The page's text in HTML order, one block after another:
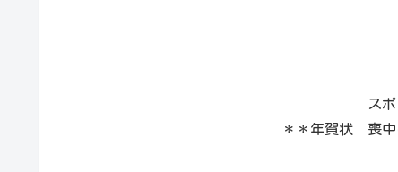
ス
＊＊年賀状 喪中